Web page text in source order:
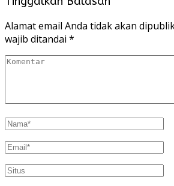
Alamat email Anda tidak akan
wajib ditandai *